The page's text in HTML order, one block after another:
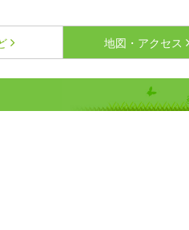
地図・アクセス